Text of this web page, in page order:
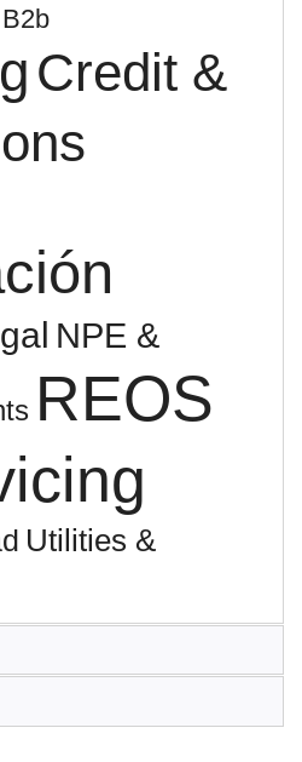
B2b
Credit &
NPE &
REOS
Utilities &